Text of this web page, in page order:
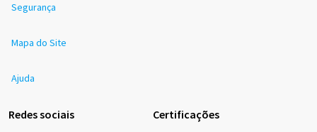
Segurança
Mapa do Site
Ajuda
Redes sociais Certificações